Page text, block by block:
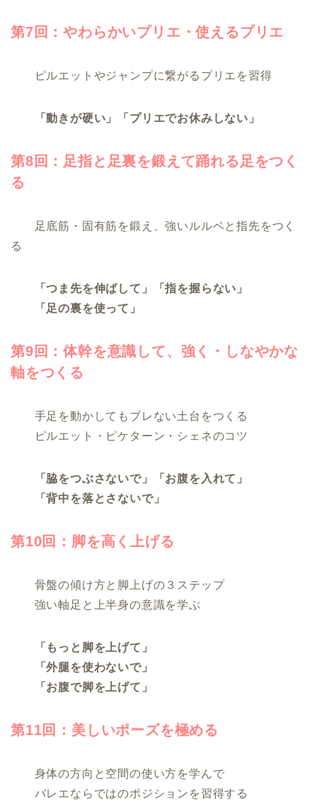
第7回：やわらかいプリエ・使えるプリエ
ピルエットやジャンプに繋がるプリエを習得
「動きが硬い」「プリエでお休みしない」
第8回：足指と足裏を鍛えて踊れる足をつく
る
足底筋・固有筋を鍛え、強いルルベと指先をつく
る
「つま先を伸ばして」「指を握らない」
「足の裏を使って」
第9回：体幹を意識して、強く・しなやかな
軸をつくる
手足を動かしてもブレない土台をつくる
ピルエット・ピケターン・シェネのコツ
「脇をつぶさないで」「お腹を入れて」
「背中を落とさないで」
第10回：脚を高く上げる
骨盤の傾け方と脚上げの３ステップ
強い軸足と上半身の意識を学ぶ
「もっと脚を上げて」
「外腿を使わないで」
「お腹で脚を上げて」
第11回：美しいポーズを極める
身体の方向と空間の使い方を学んで
バレエならではのポジションを習得する